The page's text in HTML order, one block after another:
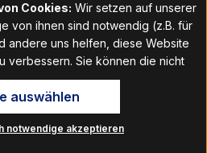
Cookies: Wir setzen auf unserer
von ihnen sind notwendig (z.B. für
andere uns helfen, diese Website
verbessern. Sie können die nicht
auf „OK“ akzeptieren oder per
akzeptieren" ablehnen. Den
finden Sie im Fußbereich
„Informationen“. Dort können Sie
notwendige akzeptieren
auswählen